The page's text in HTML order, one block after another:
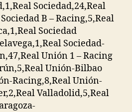
Sociedad,24,Real
B – Racing,5,Real
Sociedad
Sociedad-
Unión 1 – Racing
Unión-Bilbao
Racing,8,Real Unión-
Valladolid,5,Real